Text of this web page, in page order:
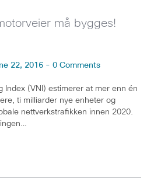
må bygges!
22, 2016 - 0 Comments
Index (VNI) estimerer at mer enn én
ti milliarder nye enheter og
nettverkstrafikken innen 2020.